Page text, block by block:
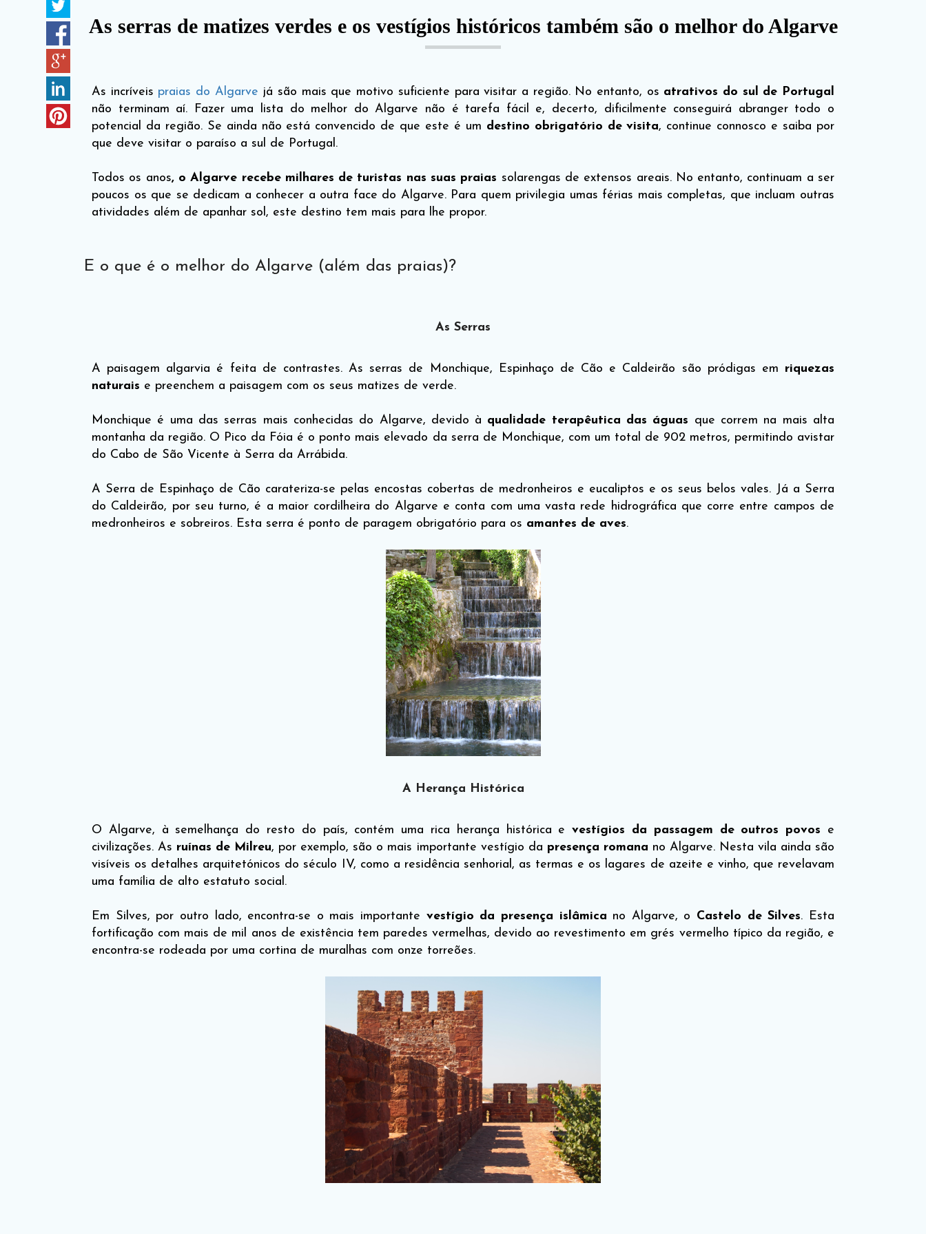
As serras de matizes verdes e os vestígios históricos também são o melhor do Algarve
As incríveis praias do Algarve já são mais que motivo suficiente para visitar a região. No entanto, os atrativos do sul de Portugal
não terminam aí. Fazer uma lista do melhor do Algarve não é tarefa fácil e, decerto, dificilmente conseguirá abranger todo o
potencial da região. Se ainda não está convencido de que este é um destino obrigatório de visita, continue connosco e saiba por
que deve visitar o paraíso a sul de Portugal.
Todos os anos, o Algarve recebe milhares de turistas nas suas praias solarengas de extensos areais. No entanto, continuam a ser
poucos os que se dedicam a conhecer a outra face do Algarve. Para quem privilegia umas férias mais completas, que incluam outras
atividades além de apanhar sol, este destino tem mais para lhe propor.
E o que é o melhor do Algarve (além das praias)?
As Serras
A paisagem algarvia é feita de contrastes. As serras de Monchique, Espinhaço de Cão e Caldeirão são pródigas em riquezas
naturais e preenchem a paisagem com os seus matizes de verde.
Monchique é uma das serras mais conhecidas do Algarve, devido à qualidade terapêutica das águas que correm na mais alta
montanha da região. O Pico da Fóia é o ponto mais elevado da serra de Monchique, com um total de 902 metros, permitindo avistar
do Cabo de São Vicente à Serra da Arrábida.
A Serra de Espinhaço de Cão carateriza-se pelas encostas cobertas de medronheiros e eucaliptos e os seus belos vales. Já a Serra
do Caldeirão, por seu turno, é a maior cordilheira do Algarve e conta com uma vasta rede hidrográfica que corre entre campos de
medronheiros e sobreiros. Esta serra é ponto de paragem obrigatório para os amantes de aves.
A Herança Histórica
O Algarve, à semelhança do resto do país, contém uma rica herança histórica evestígios da passagem de outros povos e
civilizações. As ruínas de Milreu, por exemplo, são o mais importante vestígio da presença romana no Algarve. Nesta vila ainda são
visíveis os detalhes arquitetónicos do século IV, como a residência senhorial, as termas e os lagares de azeite e vinho, que revelavam
uma família de alto estatuto social.
Em Silves, por outro lado, encontra-se o mais importante vestígio da presença islâmica no Algarve, o Castelo de Silves. Esta
fortificação com mais de mil anos de existência tem paredes vermelhas, devido ao revestimento em grés vermelho típico da região, e
encontra-se rodeada por uma cortina de muralhas com onze torreões.